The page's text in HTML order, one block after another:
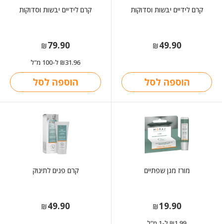
קרם לידיים יבשות וסדוקות
₪49.90
הוספה לסל
קרם לידיים יבשות וסדוקות
₪79.90
₪31.96 ל-100 מ"ל
הוספה לסל
מורז מגן שפתיים
₪19.90
קרם פנים לתינוק
₪49.90